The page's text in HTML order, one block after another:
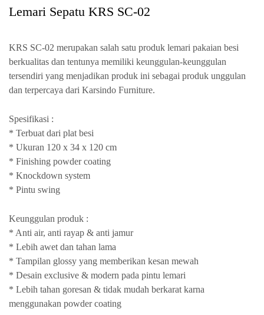
Lemari Sepatu KRS SC-02
KRS SC-02 merupakan salah satu produk lemari pakaian besi
berkualitas dan tentunya memiliki keunggulan-keunggulan
tersendiri yang menjadikan produk ini sebagai produk unggulan
dan terpercaya dari Karsindo Furniture.
Spesifikasi :
* Terbuat dari plat besi
* Ukuran 120 x 34 x 120 cm
* Finishing powder coating
* Knockdown system
* Pintu swing
Keunggulan produk :
* Anti air, anti rayap & anti jamur
* Lebih awet dan tahan lama
* Tampilan glossy yang memberikan kesan mewah
* Desain exclusive & modern pada pintu lemari
* Lebih tahan goresan & tidak mudah berkarat karna
menggunakan powder coating